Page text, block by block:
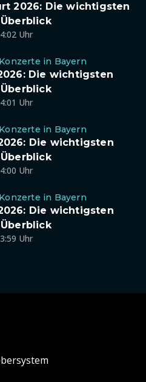
2026: Die wichtigsten
Uhr
in Bayern
Die wichtigsten
Uhr
in Bayern
Die wichtigsten
Uhr
in Bayern
Die wichtigsten
Uhr